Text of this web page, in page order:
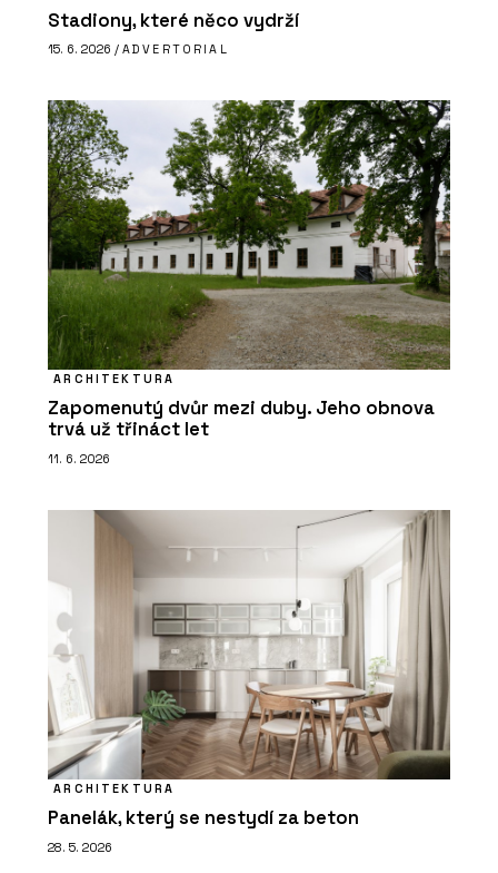
Stadiony, které něco vydrží
15. 6. 2026 / ADVERTORIAL
ARCHITEKTURA
Zapomenutý dvůr mezi duby. Jeho obnova
trvá už třináct let
11. 6. 2026
ARCHITEKTURA
Panelák, který se nestydí za beton
28. 5. 2026